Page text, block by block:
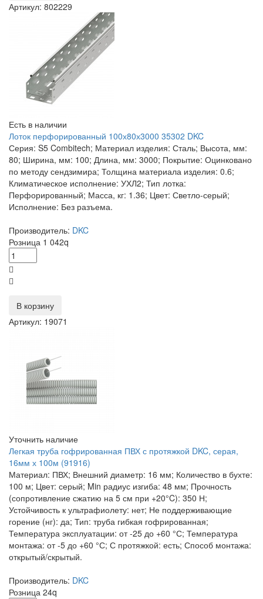
Артикул: 802229
Есть в наличии
Лоток перфорированный 100х80х3000 35302 DKC
Серия: S5 Combitech; Материал изделия: Сталь; Высота, мм:
80; Ширина, мм: 100; Длина, мм: 3000; Покрытие: Оцинковано
по методу сендзимира; Толщина материала изделия: 0.6;
Климатическое исполнение: УХЛ2; Тип лотка:
Перфорированный; Масса, кг: 1.36; Цвет: Светло-серый;
Исполнение: Без разъема.
Производитель: DKC
Розница 1 042q
В корзину
Артикул: 19071
Уточнить наличие
Легкая труба гофрированная ПВХ с протяжкой DKC, серая,
16мм х 100м (91916)
Материал: ПВХ; Внешний диаметр: 16 мм; Количество в бухте:
100 м; Цвет: серый; Min радиус изгиба: 48 мм; Прочность
(сопротивление сжатию на 5 см при +20°C): 350 Н;
Устойчивость к ультрафиолету: нет; Не поддерживающие
горение (нг): да; Тип: труба гибкая гофрированная;
Температура эксплуатации: от -25 до +60 °С; Температура
монтажа: от -5 до +60 °С; С протяжкой: есть; Способ монтажа:
открытый/скрытый.
Производитель: DKC
Розница 24q